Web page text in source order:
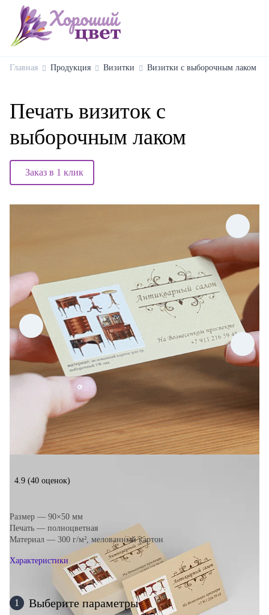
Главная Продукция Визитки Визитки с выборочным лаком
Печать визиток с
выборочным лаком
Заказ в 1 клик
4.9 (40 оценок)
Размер — 90×50 мм
Печать — полноцветная
Материал — 300 г/м², мелованный картон
Характеристики
1 Выберите параметры